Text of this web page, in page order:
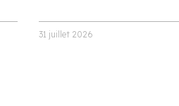
31 juillet 2026